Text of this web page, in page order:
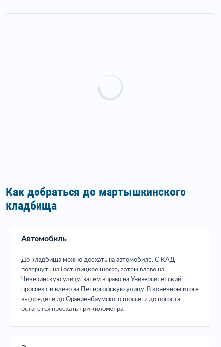
Как добраться до мартышкинского
кладбища
Автомобиль
До кладбища можно доехать на автомобиле. С КАД
повернуть на Гостилицкое шоссе, затем влево на
Чичеринскую улицу, затем вправо на Университетский
проспект и влево на Петергофскую улицу. В конечном итоге
вы доедете до Ораниенбаумского шоссе, и до погоста
останется проехать три километра.